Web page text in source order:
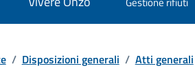
/ Disposizioni generali / Atti generali